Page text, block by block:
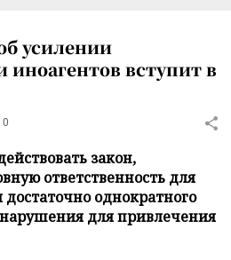
усилении
иноагентов вступит в
0
закон,
ответственность для
однократного
для привлечения